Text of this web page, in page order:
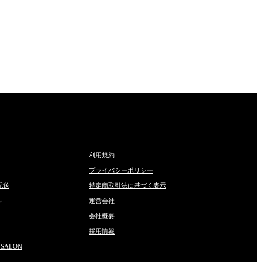
送
利用規約
プライバシーポリシー
特定商取引法に基づく表示
運営会社
会社概要
採用情報